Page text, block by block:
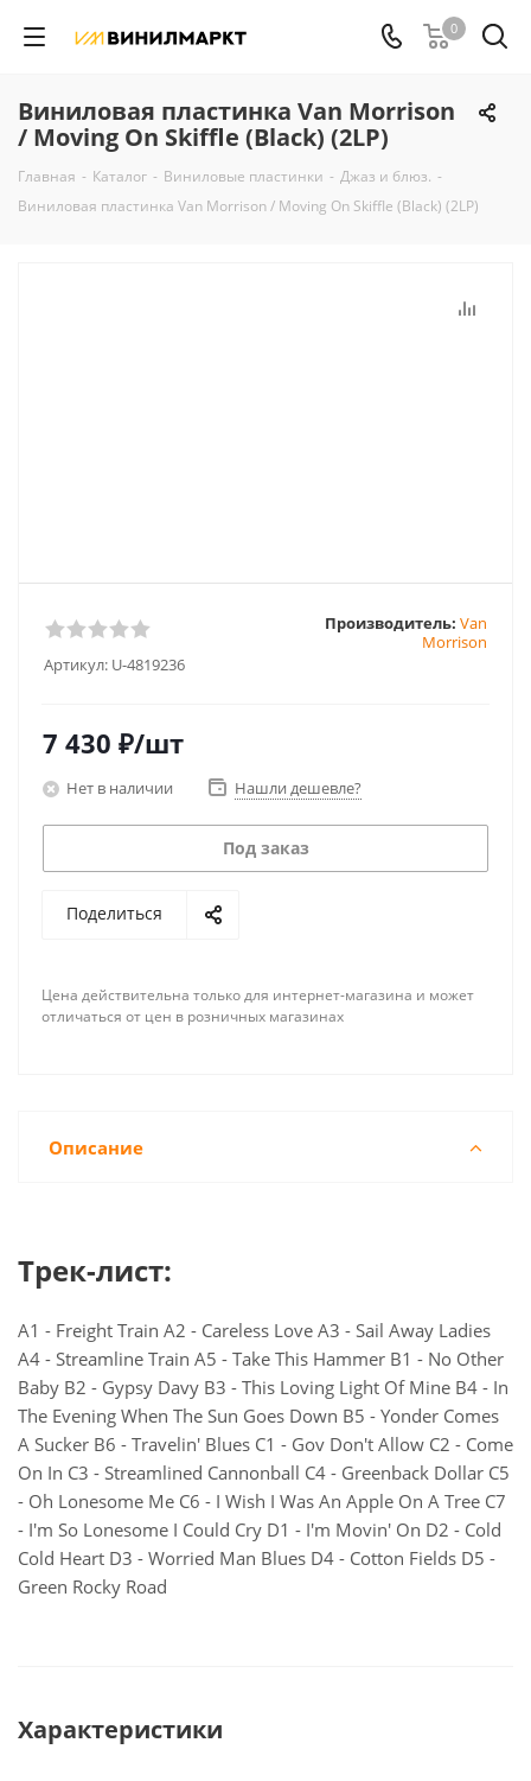
0
Виниловая пластинка Van Morrison
/ Moving On Skiffle (Black) (2LP)
Главная - Каталог - Виниловые пластинки - Джаз и блюз. -
Виниловая пластинка Van Morrison / Moving On Skiffle (Black) (2LP)
Артикул: U-4819236
Производитель: Van
Morrison
7 430 ₽/шт
Нет в наличии Нашли дешевле?
Под заказ
Поделиться
Цена действительна только для интернет-магазина и может
отличаться от цен в розничных магазинах
Описание
Трек-лист:
A1 - Freight Train A2 - Careless Love A3 - Sail Away Ladies
A4 - Streamline Train A5 - Take This Hammer B1 - No Other
Baby B2 - Gypsy Davy B3 - This Loving Light Of Mine B4 - In
The Evening When The Sun Goes Down B5 - Yonder Comes
A Sucker B6 - Travelin' Blues C1 - Gov Don't Allow C2 - Come
On In C3 - Streamlined Cannonball C4 - Greenback Dollar C5
- Oh Lonesome Me C6 - I Wish I Was An Apple On A Tree C7
- I'm So Lonesome I Could Cry D1 - I'm Movin' On D2 - Cold
Cold Heart D3 - Worried Man Blues D4 - Cotton Fields D5 -
Green Rocky Road
Характеристики